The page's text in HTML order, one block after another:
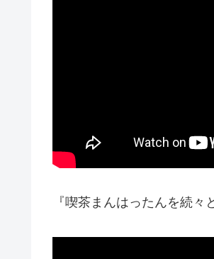
『喫茶まんはったんを続